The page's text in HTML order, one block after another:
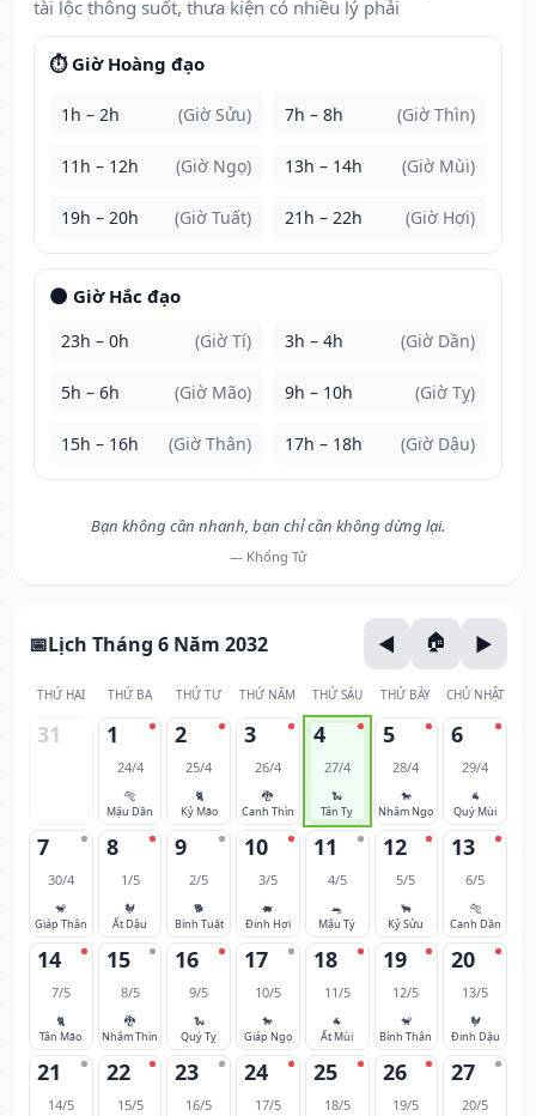
tài lộc thông suốt, thưa kiện có nhiều lý phải
⏱️ Giờ Hoàng đạo
1h – 2h (Giờ Sửu) 7h – 8h (Giờ Thìn)
11h – 12h (Giờ Ngọ) 13h – 14h (Giờ Mùi)
19h – 20h (Giờ Tuất) 21h – 22h (Giờ Hợi)
🌑 Giờ Hắc đạo
23h – 0h (Giờ Tí) 3h – 4h (Giờ Dần)
5h – 6h (Giờ Mão) 9h – 10h (Giờ Tỵ)
15h – 16h (Giờ Thân) 17h – 18h (Giờ Dậu)
Bạn không cần nhanh, bạn chỉ cần không dừng lại.
— Khổng Tử
Lịch Tháng 6 Năm 2032
THỨ HAI THỨ BA THỨ TƯ THỨ NĂM THỨ SÁU THỨ BẢY CHỦ NHẬT
31 1
24/4
🐅
Mậu Dần
2
25/4
🐈
Kỷ Mão
3
26/4
🐉
Canh Thìn
4
27/4
🐍
Tân Tỵ
5
28/4
🐎
Nhâm Ngọ
6
29/4
🐐
Quý Mùi
7
30/4
🐒
Giáp Thân
8
1/5
🐓
Ất Dậu
9
2/5
🐕
Bính Tuất
10
3/5
🐖
Đinh Hợi
11
4/5
🐀
Mậu Tý
12
5/5
🐂
Kỷ Sửu
13
6/5
🐅
Canh Dần
14
7/5
🐈
Tân Mão
15
8/5
🐉
Nhâm Thìn
16
9/5
🐍
Quý Tỵ
17
10/5
🐎
Giáp Ngọ
18
11/5
🐐
Ất Mùi
19
12/5
🐒
Bính Thân
20
13/5
🐓
Đinh Dậu
21
14/5
22
15/5
23
16/5
24
17/5
25
18/5
26
19/5
27
20/5